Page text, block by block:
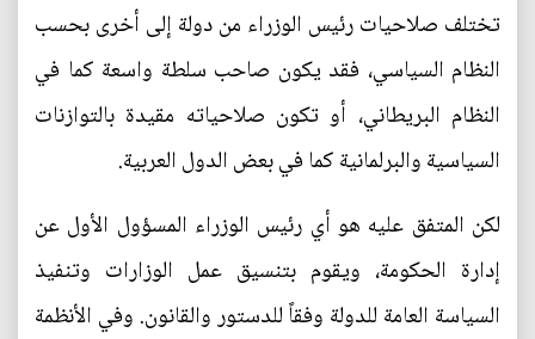
تختلف صلاحيات رئيس الوزراء من دولة إلى أخرى بحسب
النظام السياسي، فقد يكون صاحب سلطة واسعة كما في
النظام البريطاني، أو تكون صلاحياته مقيدة بالتوازنات
السياسية والبرلمانية كما في بعض الدول العربية.
لكن المتفق عليه هو أي رئيس الوزراء المسؤول الأول عن
إدارة الحكومة، ويقوم بتنسيق عمل الوزارات وتنفيذ
السياسة العامة للدولة وفقاً للدستور والقانون. وفي الأنظمة